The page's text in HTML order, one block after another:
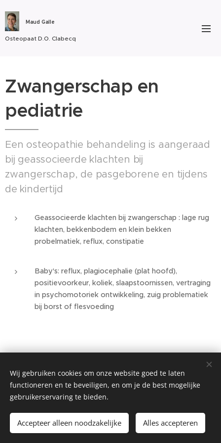
Maud Galle
Osteopaat D.O. Clabecq
Zwangerschap en
pediatrie
Een osteopathie behandeling is aangeraad
bij geassocieerde klachten bij
zwangerschap, de pasgeborene en tijdens
de kindertijd
Geassocieerde klachten bij zwangerschap : lage rug
klachten, bekkenbodem en klein bekken
probelmatiek, reflux, constipatie
Baby's: reflux, plagiocephalie (plat hoofd),
positievoorkeur, koliek, slaapstoornissen, vertraging
in psychomotoriek ontwikkeling, zuig problematiek
bij borst of flesvoeding
Mogelijk gemaakt door
Talen
Nederlands
Wij gebruiken cookies om onze website goed te laten
functioneren en te beveiligen, en om je de best mogelijke
gebruikerservaring te bieden.
Accepteer alleen noodzakelijke Alles accepteren